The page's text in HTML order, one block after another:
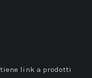
link a prodotti